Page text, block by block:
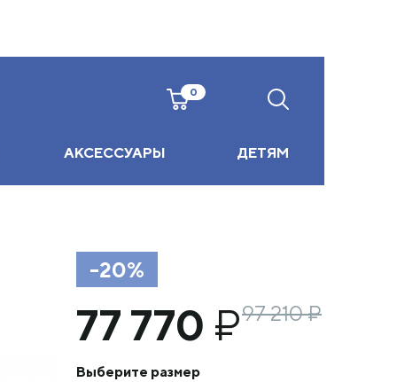
0
АКСЕССУАРЫ ДЕТЯМ
-20%
77 770 ₽97 210₽
Выберите размер